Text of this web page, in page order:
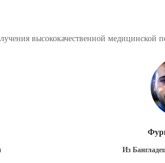
высококачественной
Из